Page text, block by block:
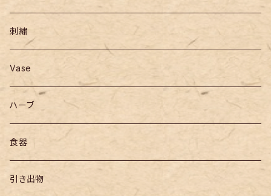
刺繍
Vase
ハーブ
食器
引き出物